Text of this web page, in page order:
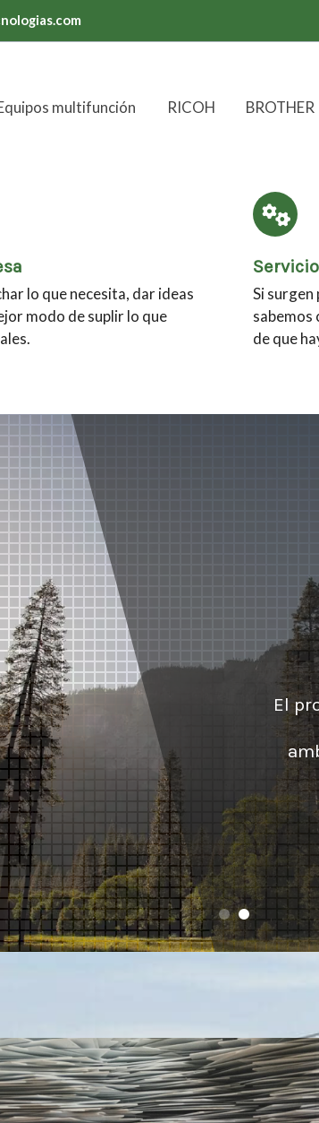
multifunción RICOH BROTHER
lo que necesita, dar ideas
modo de suplir lo que
Si
sabemos
de que
El